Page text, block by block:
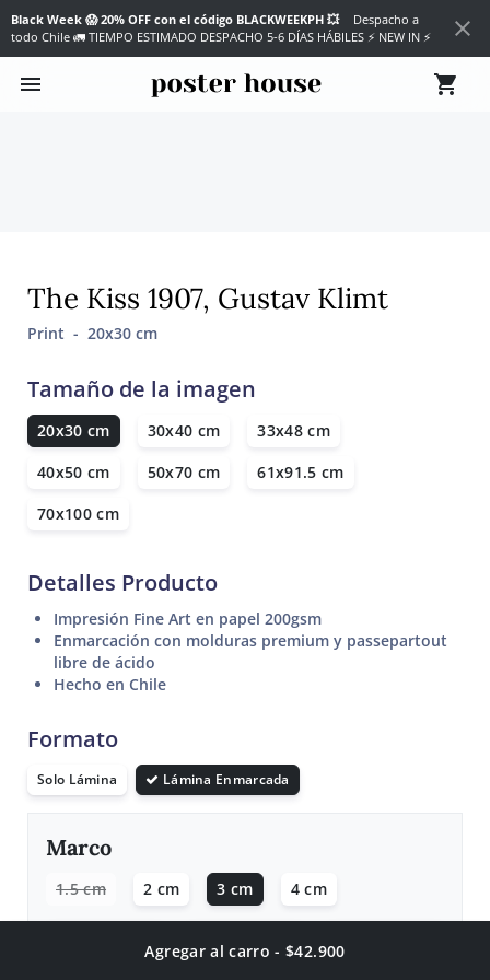
Black Week 😱 20% OFF con el código BLACKWEEKPH 💥
Despacho a
todo Chile 🚛 TIEMPO ESTIMADO DESPACHO 5-6 DÍAS HÁBILES ⚡ NEW IN ⚡ close
menu shopping_cart
The Kiss 1907, Gustav Klimt
Print - 20x30 cm
Tamaño de la imagen
20x30 cm 30x40 cm
33x48 cm
40x50 cm
50x70 cm
61x91.5 cm
70x100 cm
Detalles Producto
Impresión Fine Art en papel 200gsm
Enmarcación con molduras premium y passepartout
libre de ácido
Hecho en Chile
Formato
Solo Lámina Lámina Enmarcada
Marco
1.5 cm 2 cm 3 cm 4 cm
Agregar al carro - $42.900